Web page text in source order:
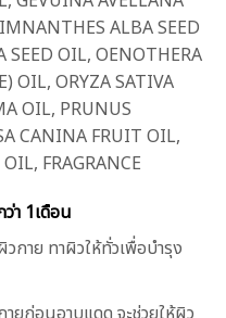
ALBA SEED
OIL, OENOTHERA
OIL, ORYZA SATIVA
OIL, PRUNUS
CANINA FRUIT OIL,
FRAGRANCE
า 1เดือน
กาย ทาผิวให้ทั่วเพื่อบำรุง